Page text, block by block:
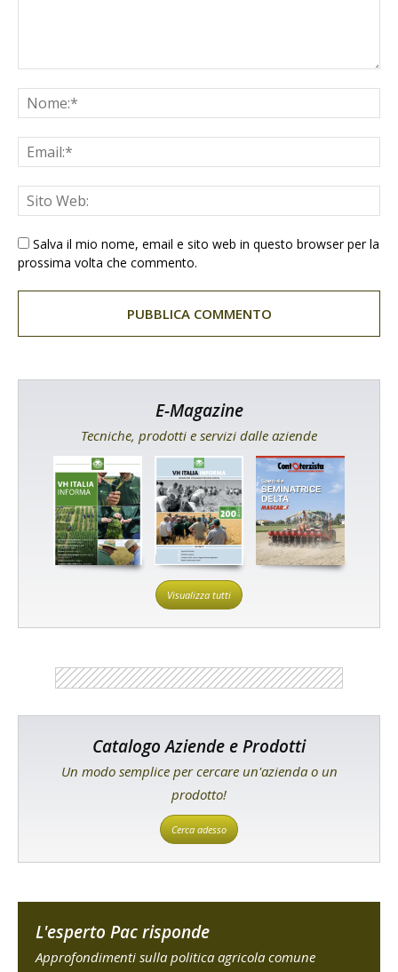
Salva il mio nome, email e sito web in questo browser per la
prossima volta che commento.
E-Magazine
Tecniche, prodotti e servizi dalle aziende
Visualizza tutti
Catalogo Aziende e Prodotti
Un modo semplice per cercare un'azienda o un
prodotto!
Cerca adesso
L'esperto Pac risponde
Approfondimenti sulla politica agricola comune